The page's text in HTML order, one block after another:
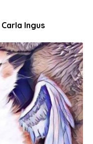
Carla Ingus